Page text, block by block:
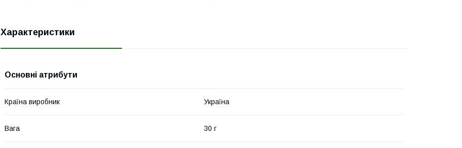
Характеристики
Основні атрибути
Країна виробник Україна
Вага 30 г